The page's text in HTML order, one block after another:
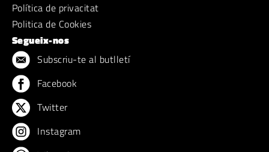
Política de privacitat
Politica de Cookies
Segueix-nos
Subscriu-te al butlletí
Facebook
Twitter
Instagram